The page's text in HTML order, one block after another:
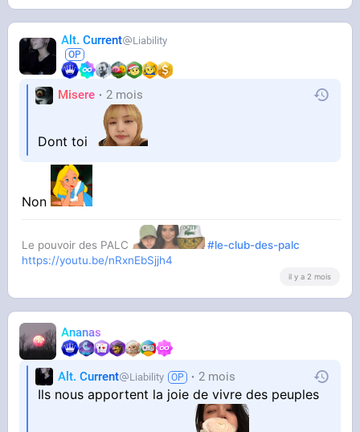
Alt. Current Liability
Misere 2 mois
Dont toi
Non
Le pouvoir des PALC
#le-club-des-palc
https://youtu.be/nRxnEbSjjh4
il y a 2 mois
Ananas
Alt. Current Liability 2 mois
Ils nous apportent la joie de vivre des peuples